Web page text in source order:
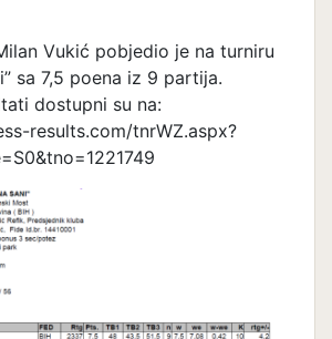
Vukić pobjedio je na turniru
sa 7,5 poena iz 9 partija.
dostupni su na:
results.com/tnrWZ.aspx?